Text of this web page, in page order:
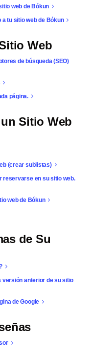
web de Bókun
tu sitio web de Bókun
Web
de búsqueda (SEO)
página.
Sitio Web
(crear sublistas)
reservarse en su sitio web.
web de Bókun
de Su
versión anterior de su sitio
de Google